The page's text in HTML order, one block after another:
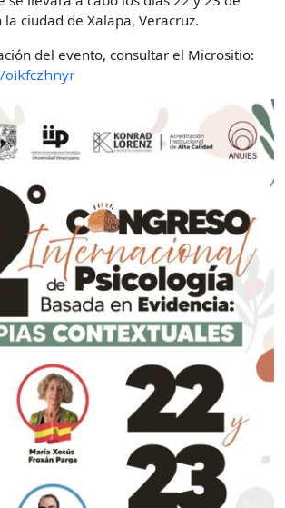
ciudad de Xalapa, Veracruz.
del evento, consultar el Micrositio:
oikfczhnyr